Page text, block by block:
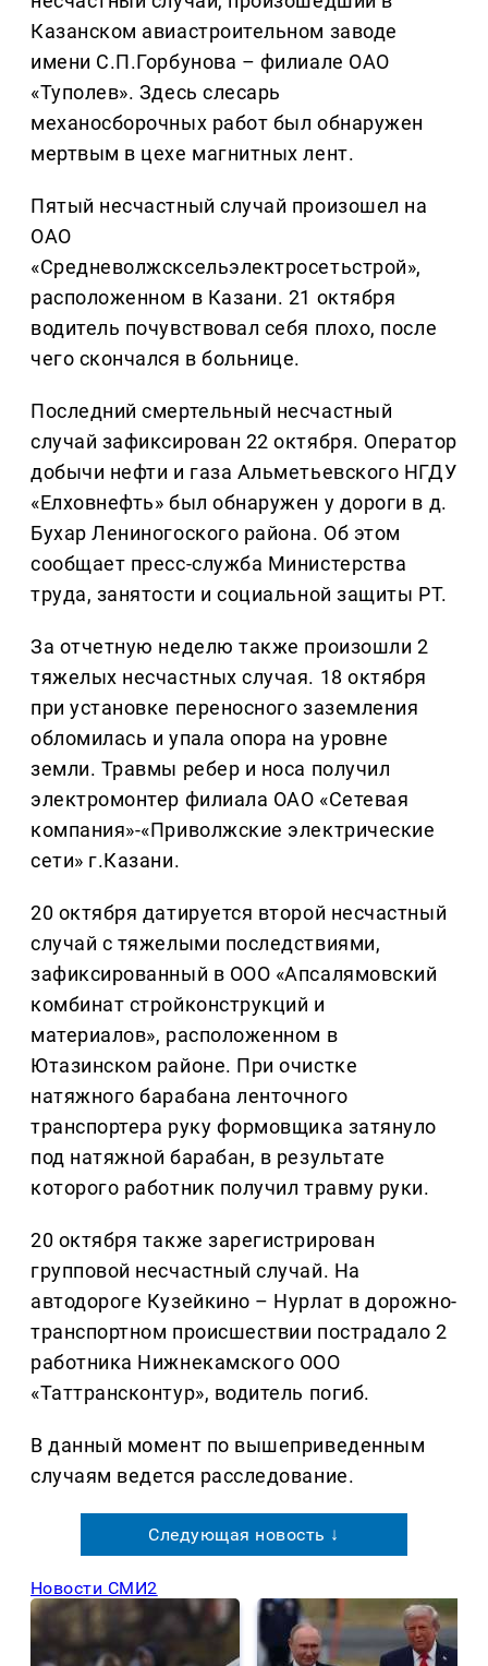
Казанском авиастроительном заводе
имени С.П.Горбунова – филиале ОАО
«Туполев». Здесь слесарь
механосборочных работ был обнаружен
мертвым в цехе магнитных лент.
Пятый несчастный случай произошел на
ОАО
«Средневолжсксельэлектросетьстрой»,
расположенном в Казани. 21 октября
водитель почувствовал себя плохо, после
чего скончался в больнице.
Последний смертельный несчастный
случай зафиксирован 22 октября. Оператор
добычи нефти и газа Альметьевского НГДУ
«Елховнефть» был обнаружен у дороги в д.
Бухар Лениногоского района. Об этом
сообщает пресс-служба Министерства
труда, занятости и социальной защиты РТ.
За отчетную неделю также произошли 2
тяжелых несчастных случая. 18 октября
при установке переносного заземления
обломилась и упала опора на уровне
земли. Травмы ребер и носа получил
электромонтер филиала ОАО «Сетевая
компания»-«Приволжские электрические
сети» г.Казани.
20 октября датируется второй несчастный
случай с тяжелыми последствиями,
зафиксированный в ООО «Апсалямовский
комбинат стройконструкций и
материалов», расположенном в
Ютазинском районе. При очистке
натяжного барабана ленточного
транспортера руку формовщика затянуло
под натяжной барабан, в результате
которого работник получил травму руки.
20 октября также зарегистрирован
групповой несчастный случай. На
автодороге Кузейкино – Нурлат в дорожно-
транспортном происшествии пострадало 2
работника Нижнекамского ООО
«Таттрансконтур», водитель погиб.
В данный момент по вышеприведенным
случаям ведется расследование.
Следующая новость ↓
Новости СМИ2